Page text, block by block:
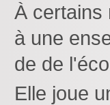
À certains
à une
de de
Elle joue